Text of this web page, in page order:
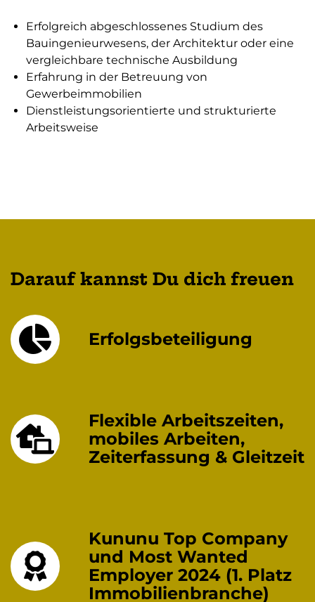
Erfolgreich abgeschlossenes Studium des
Bauingenieurwesens, der Architektur oder eine
vergleichbare technische Ausbildung
Erfahrung in der Betreuung von
Gewerbeimmobilien
Dienstleistungsorientierte und strukturierte
Arbeitsweise
Darauf kannst Du dich freuen
Erfolgsbeteiligung
Flexible Arbeitszeiten,
mobiles Arbeiten,
Zeiterfassung & Gleitzeit
Kununu Top Company
und Most Wanted
Employer 2024 (1. Platz
Immobilienbranche)